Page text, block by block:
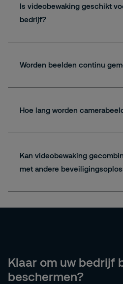
Is videobewaking geschikt
bedrijf?
Worden beelden continu
Hoe lang worden
Kan videobewaking
met andere
Klaar om uw bedrijf
beschermen?